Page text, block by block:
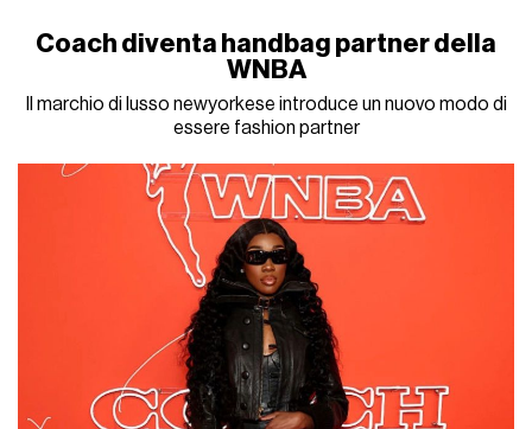
Coach diventa handbag partner della
WNBA
Il marchio di lusso newyorkese introduce un nuovo modo di
essere fashion partner